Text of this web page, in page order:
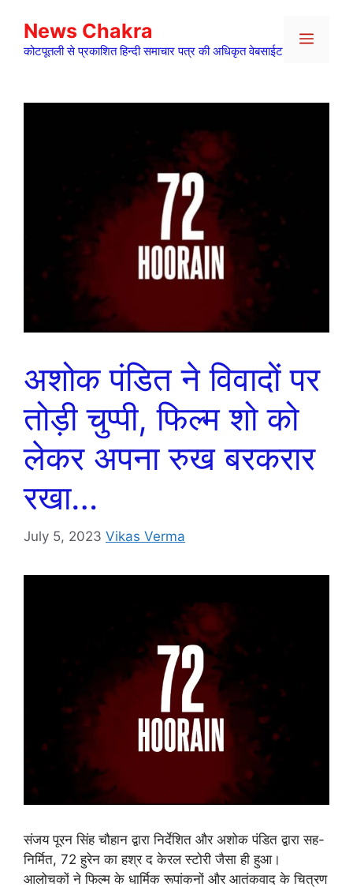
content
News Chakra
कोटपूतली से प्रकाशित हिन्दी समाचार पत्र की अधिकृत वेबसाईट
Menu
अशोक पंडित ने विवादों पर
तोड़ी चुप्पी, फिल्म शो को
लेकर अपना रुख बरकरार
रखा…
July 5, 2023 Vikas Verma
संजय पूरन सिंह चौहान द्वारा निर्देशित और अशोक पंडित द्वारा सह-
निर्मित, 72 हुरेन का हश्र द केरल स्टोरी जैसा ही हुआ।
आलोचकों ने फिल्म के धार्मिक रूपांकनों और आतंकवाद के चित्रण